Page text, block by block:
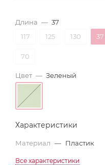
Длина — 37
117
125 130 37
70
Цвет — Зеленый
Характеристики
Материал — Пластик
Все характеристики